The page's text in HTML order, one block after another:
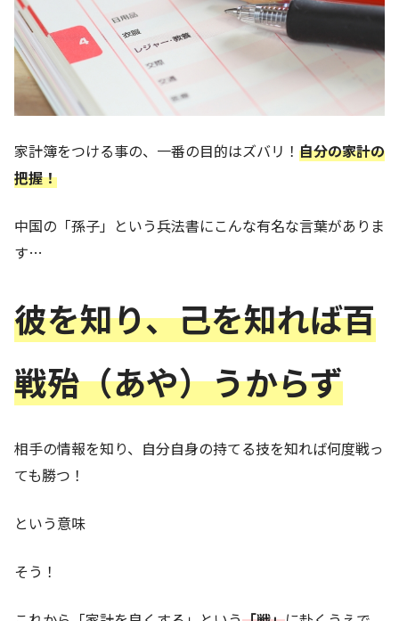
家計簿をつける事の、一番の目的はズバリ！ 自分の家計の
把握！
中国の「孫子」という兵法書にこんな有名な言葉がありま
す…
彼を知り、己を知れば百
戦殆（あや）うからず
相手の情報を知り、自分自身の持てる技を知れば何度戦っ
ても勝つ！
という意味
そう！